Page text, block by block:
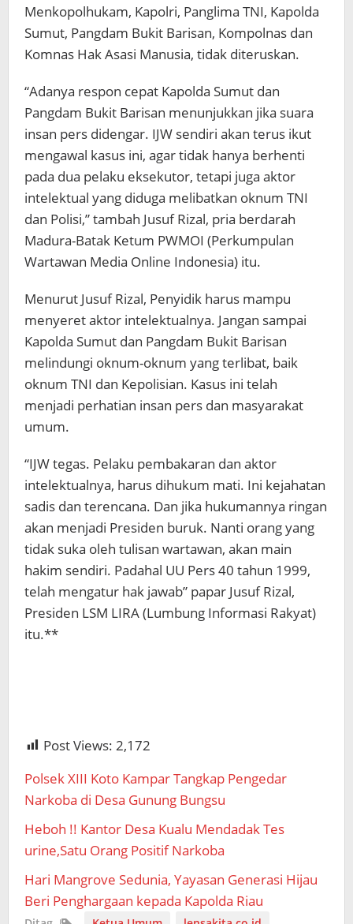
Menkopolhukam, Kapolri, Panglima TNI, Kapolda
Sumut, Pangdam Bukit Barisan, Kompolnas dan
Komnas Hak Asasi Manusia, tidak diteruskan.
“Adanya respon cepat Kapolda Sumut dan
Pangdam Bukit Barisan menunjukkan jika suara
insan pers didengar. IJW sendiri akan terus ikut
mengawal kasus ini, agar tidak hanya berhenti
pada dua pelaku eksekutor, tetapi juga aktor
intelektual yang diduga melibatkan oknum TNI
dan Polisi,” tambah Jusuf Rizal, pria berdarah
Madura-Batak Ketum PWMOI (Perkumpulan
Wartawan Media Online Indonesia) itu.
Menurut Jusuf Rizal, Penyidik harus mampu
menyeret aktor intelektualnya. Jangan sampai
Kapolda Sumut dan Pangdam Bukit Barisan
melindungi oknum-oknum yang terlibat, baik
oknum TNI dan Kepolisian. Kasus ini telah
menjadi perhatian insan pers dan masyarakat
umum.
“IJW tegas. Pelaku pembakaran dan aktor
intelektualnya, harus dihukum mati. Ini kejahatan
sadis dan terencana. Dan jika hukumannya ringan
akan menjadi Presiden buruk. Nanti orang yang
tidak suka oleh tulisan wartawan, akan main
hakim sendiri. Padahal UU Pers 40 tahun 1999,
telah mengatur hak jawab” papar Jusuf Rizal,
Presiden LSM LIRA (Lumbung Informasi Rakyat)
itu.**
Post Views: 2,172
Polsek XIII Koto Kampar Tangkap Pengedar
Narkoba di Desa Gunung Bungsu
Heboh !! Kantor Desa Kualu Mendadak Tes
urine,Satu Orang Positif Narkoba
Hari Mangrove Sedunia, Yayasan Generasi Hijau
Beri Penghargaan kepada Kapolda Riau